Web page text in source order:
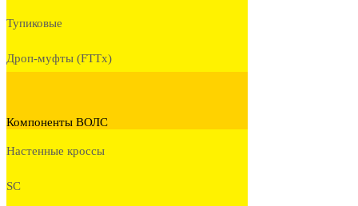
Тупиковые
Дроп-муфты (FTTx)
Компоненты ВОЛС
Настенные кроссы
SC